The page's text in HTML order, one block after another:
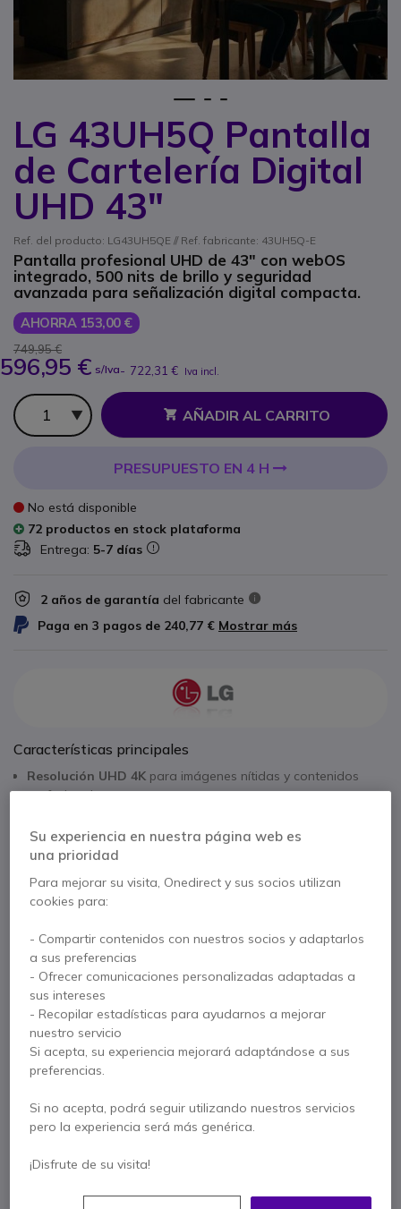
LG 43UH5Q Pantalla
de Cartelería Digital
UHD 43"
Ref. del producto: LG43UH5QE // Ref. fabricante: 43UH5Q-E
Pantalla profesional UHD de 43" con webOS
integrado, 500 nits de brillo y seguridad
avanzada para señalización digital compacta.
AHORRA 153,00 €
749,95 €
596,95 € s/Iva- 722,31 € Iva incl.
Cantidad
AÑADIR AL CARRITO
PRESUPUESTO EN 4 H
No está disponible
72 productos en stock plataforma
Entrega: 5-7 días
2 años de garantía del fabricante
Paga en 3 pagos de 240,77 € Mostrar más
Características principales
Resolución UHD 4K para imágenes nítidas y contenidos
profesionales
Plataforma LG webOScon gestión de contenidos integrada
Seguridad LG Shield
Conectividad completaHDMI, DisplayPort, USB y LAN
Mostrar más
Se entrega con
Pantalla LG UH5Q de 43"
Cable de alimentación
Mando a distancia
Más versiones:
2.799,95 € s/Iva
Saltar al comienzo de la galería de imágenes
Su experiencia en nuestra página web es
una prioridad
Para mejorar su visita, Onedirect y sus socios utilizan
cookies para:
- Compartir contenidos con nuestros socios y adaptarlos
a sus preferencias
- Ofrecer comunicaciones personalizadas adaptadas a
sus intereses
- Recopilar estadísticas para ayudarnos a mejorar
nuestro servicio
Si acepta, su experiencia mejorará adaptándose a sus
preferencias.
Si no acepta, podrá seguir utilizando nuestros servicios
pero la experiencia será más genérica.
¡Disfrute de su visita!